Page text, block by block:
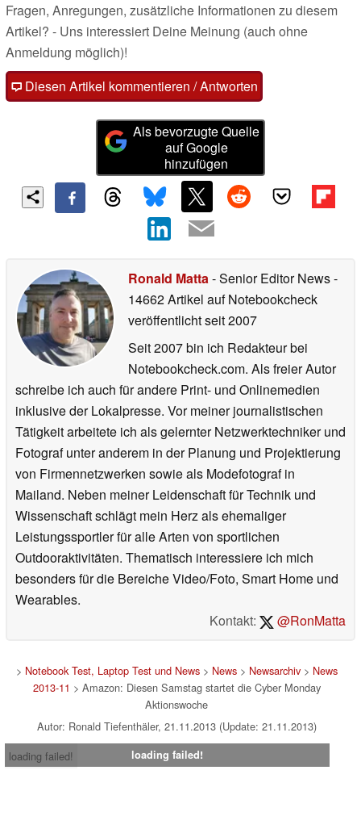
Fragen, Anregungen, zusätzliche Informationen zu diesem
Artikel? - Uns interessiert Deine Meinung (auch ohne
Anmeldung möglich)!
Diesen Artikel kommentieren / Antworten
Als bevorzugte Quelle
auf Google
hinzufügen
Ronald Matta- Senior Editor News-
14662 Artikel auf Notebookcheck
veröffentlichtseit 2007
Seit 2007 bin ich Redakteur bei
Notebookcheck.com. Als freier Autor
schreibe ich auch für andere Print- und Onlinemedien
inklusive der Lokalpresse. Vor meiner journalistischen
Tätigkeit arbeitete ich als gelernter Netzwerktechniker und
Fotograf unter anderem in der Planung und Projektierung
von Firmennetzwerken sowie als Modefotograf in
Mailand. Neben meiner Leidenschaft für Technik und
Wissenschaft schlägt mein Herz als ehemaliger
Leistungssportler für alle Arten von sportlichen
Outdooraktivitäten. Thematisch interessiere ich mich
besonders für die Bereiche Video/Foto, Smart Home und
Wearables.
Kontakt:
@RonMatta
> Notebook Test, Laptop Test und News> News> Newsarchiv> News
2013-11 > Amazon: Diesen Samstag startet die Cyber Monday
Aktionswoche
Autor: Ronald Tiefenthäler, 21.11.2013 (Update: 21.11.2013)
loading failed!
loading failed!